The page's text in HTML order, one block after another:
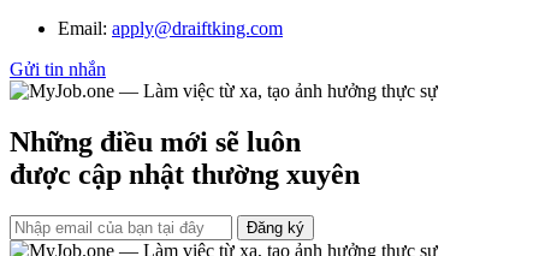
Email: apply@draiftking.com
Gửi tin nhắn
Những điều mới sẽ luôn
được cập nhật thường xuyên
Đăng ký